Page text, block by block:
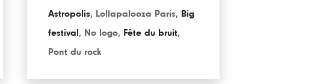
Astropolis, Lollapalooza Paris, Big
festival , No logo, Fête du bruit,
Pont du rock